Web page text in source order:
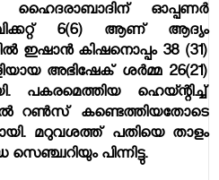
ഹൈദരാബാദിന് ഓപ്പണര്‍
6(6) ആണ് ആദ്യം
ഇഷാന്‍ കിഷനൊപ്പം 38 (31)
അഭിഷേക് ശര്‍മ്മ 26(21)
പകരമെത്തിയ ഹെയ്ന്റിച്ച്
റണ്‍സ് കണ്ടെത്തിയതോടെ
മറുവശത്ത് പതിയെ താളം
പിന്നിട്ടു.